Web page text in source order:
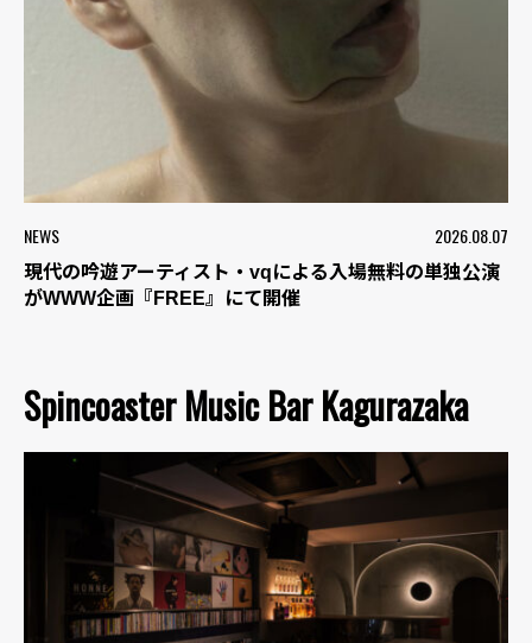
NEWS 2026.08.07
現代の吟遊アーティスト・vqによる入場無料の単独公演
がWWW企画『FREE』にて開催
Spincoaster Music Bar Kagurazaka